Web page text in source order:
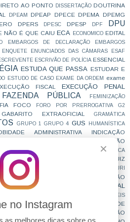
✕
no Instagram
as melhores dicas sobre os
AO PONTO DISSERTAÇÃO DOUTRINA
DPEAM DPEAP DPECE DPEMA DPEMG
DPERS DPESC DPESP DPF DPU
NÃO É QUE CAIU ECA ECONOMICO EDITAL
EMBARGOS DE DECLARAÇÃO
EMBARGOS
ENQUETE ENUNCIADOS DAS CÂMARAS
ESAF
ESCRIVÃO DE POLÍCIA ESSENCIAL
ESTUDA QUE PASSA ESTUDAR E
ESTUDO DE CASO EXAME DA ORDEM
exame
FISCAL EXECUÇÃO PENAL
FAZENDA PÚBLICA FEMINIZAÇÃO
FOCO FORO POR PRERROGATIVA
G2
GABARITO EXTRAOFICIAL GRAMÁTICA
GRUPO 1 GRUPO 4 GUS
HUMANÍSTICA
ADMINISTRATIVA
INDICAÇÃO
INSCRIÇÃO
INSTAGRAM INTERCEPTAÇÃO TELEFÔNICA
JUDICIALIZAÇÃO
JUIZ
JUIZ FEDERAL JURI
EM TESES
LEGISLAÇÃO
LEGISLAÇÃO PENAL ESPECIAL
LEIS
LEIS SISTEMATIZADAS
LIBERDADE DE
LOTAÇÃO